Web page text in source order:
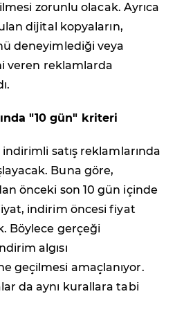
zorunlu olacak. Ayrıca
dijital kopyaların,
deneyimlediği veya
veren reklamlarda
"10 gün" kriteri
satış reklamlarında
Buna göre,
önceki son 10 gün içinde
indirim öncesi fiyat
Böylece gerçeği
algısı
geçilmesi amaçlanıyor.
da aynı kurallara tabi